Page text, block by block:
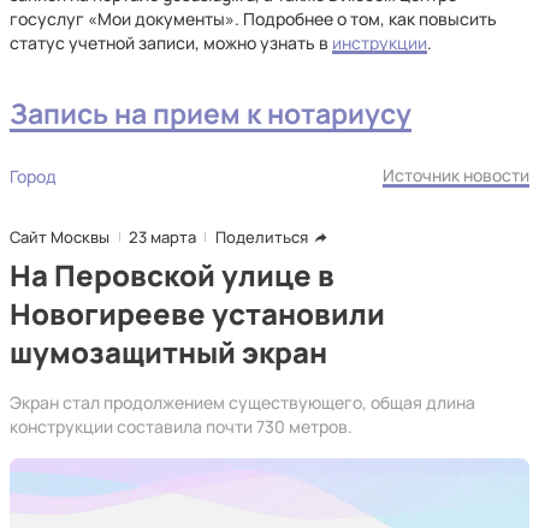
госуслуг «Мои документы». Подробнее о том, как повысить
статус учетной записи, можно узнать в инструкции.
Запись на прием к нотариусу
Город Источник новости
Сайт Москвы 23 марта Поделиться
На Перовской улице в
Новогирееве установили
шумозащитный экран
Экран стал продолжением существующего, общая длина
конструкции составила почти 730 метров.